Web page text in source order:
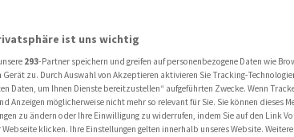
in Deutschland
für
ist uns wichtig
293-Partner speichern und greifen auf personenbezogene Daten wie
Gerät zu. Durch Auswahl von Akzeptieren aktivieren Sie Tracking-
Daten, um Ihnen Dienste bereitzustellen“ aufgeführten Zwecke. Wenn
Anzeigen möglicherweise nicht mehr so relevant für Sie. Sie können dieses
zu ändern oder Ihre Einwilligung zu widerrufen, indem Sie auf den Link
Webseite klicken. Ihre Einstellungen gelten innerhalb unseres Website.